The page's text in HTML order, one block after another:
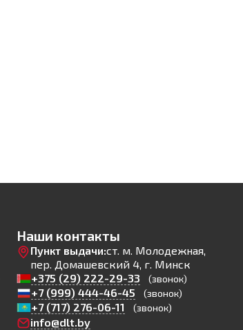
Наши контакты
Пункт выдачи:ст. м. Молодежная,
пер. Домашевский 4, г. Минск
+375 (29) 222-29-33
(звонок)
+7 (999) 444-46-45 (звонок)
+7 (717) 276-06-11 (звонок)
info@dlt.by